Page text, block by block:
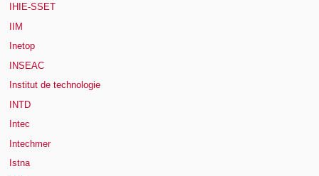
IHIE-SSET
IIM
Inetop
INSEAC
Institut de technologie
INTD
Intec
Intechmer
Istna